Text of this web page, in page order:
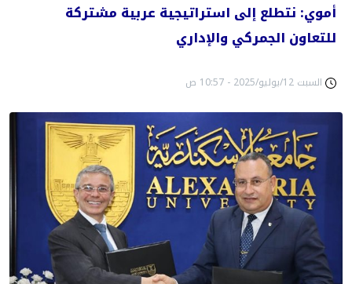
أموي: نتطلع إلى استراتيجية عربية مشتركة
للتعاون الجمركي والإداري
السبت 12/يوليو/2025 - 10:57 ص